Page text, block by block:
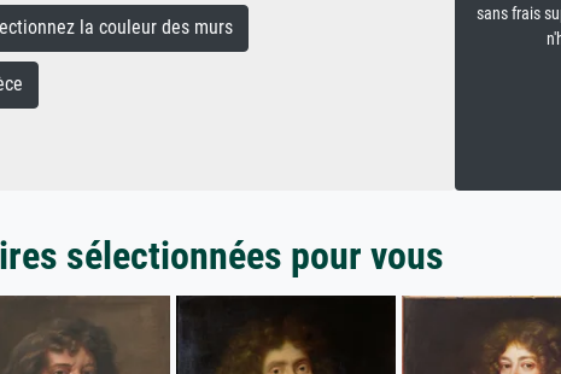
la couleur des murs
sans frais
sélectionnées pour vous